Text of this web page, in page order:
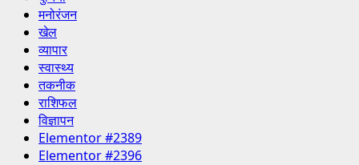
मनोरंजन
खेल
व्यापार
स्वास्थ्य
तकनीक
राशिफल
विज्ञापन
Elementor #2389
Elementor #2396